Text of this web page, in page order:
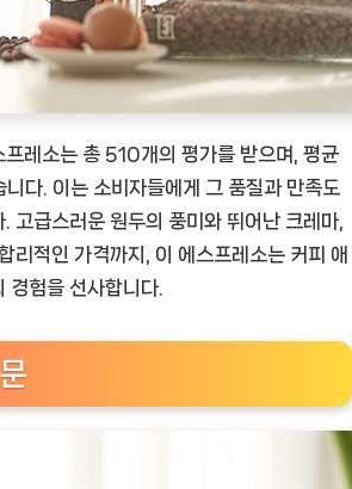
프레소는 총 510개의 평가를 받으며, 평균
다. 이는 소비자들에게 그 품질과 만족도
고급스러운 원두의 풍미와 뛰어난 크레마,
리적인 가격까지, 이 에스프레소는 커피 애
경험을 선사합니다.